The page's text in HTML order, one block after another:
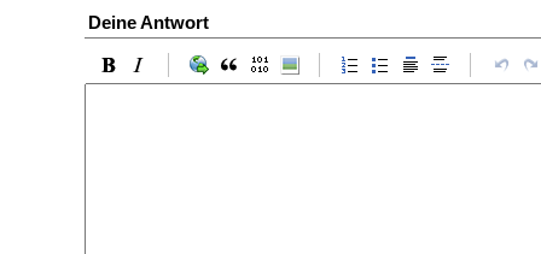
Deine Antwort